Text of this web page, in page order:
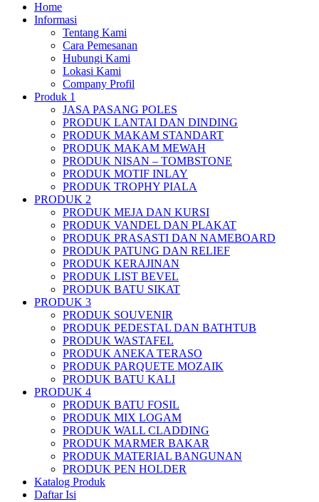
Home
Informasi
Tentang Kami
Cara Pemesanan
Hubungi Kami
Lokasi Kami
Company Profil
Produk 1
JASA PASANG POLES
PRODUK LANTAI DAN DINDING
PRODUK MAKAM STANDART
PRODUK MAKAM MEWAH
PRODUK NISAN – TOMBSTONE
PRODUK MOTIF INLAY
PRODUK TROPHY PIALA
PRODUK 2
PRODUK MEJA DAN KURSI
PRODUK VANDEL DAN PLAKAT
PRODUK PRASASTI DAN NAMEBOARD
PRODUK PATUNG DAN RELIEF
PRODUK KERAJINAN
PRODUK LIST BEVEL
PRODUK BATU SIKAT
PRODUK 3
PRODUK SOUVENIR
PRODUK PEDESTAL DAN BATHTUB
PRODUK WASTAFEL
PRODUK ANEKA TERASO
PRODUK PARQUETE MOZAIK
PRODUK BATU KALI
PRODUK 4
PRODUK BATU FOSIL
PRODUK MIX LOGAM
PRODUK WALL CLADDING
PRODUK MARMER BAKAR
PRODUK MATERIAL BANGUNAN
PRODUK PEN HOLDER
Katalog Produk
Daftar Isi